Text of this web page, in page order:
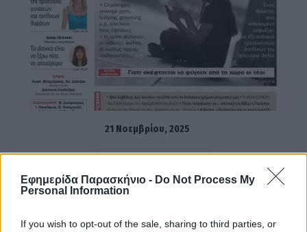
Εφημερίδα Παρασκήνιο - Do Not Process My
Personal Information
If you wish to opt-out of the sale, sharing to third parties, or
21 Νοεμβρίου, 2025